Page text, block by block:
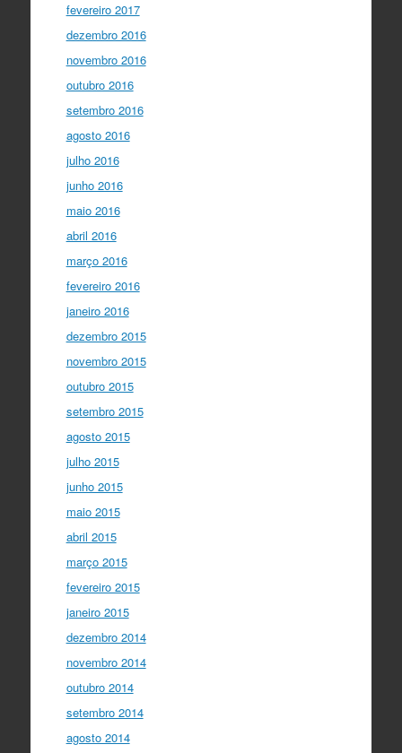
fevereiro 2017
dezembro 2016
novembro 2016
outubro 2016
setembro 2016
agosto 2016
julho 2016
junho 2016
maio 2016
abril 2016
março 2016
fevereiro 2016
janeiro 2016
dezembro 2015
novembro 2015
outubro 2015
setembro 2015
agosto 2015
julho 2015
junho 2015
maio 2015
abril 2015
março 2015
fevereiro 2015
janeiro 2015
dezembro 2014
novembro 2014
outubro 2014
setembro 2014
agosto 2014